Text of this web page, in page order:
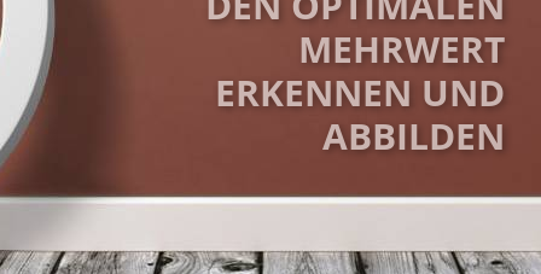
MEHRWERT
ERKENNEN UND
ABBILDEN